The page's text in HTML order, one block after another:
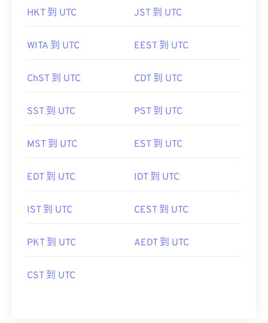
HKT 到 UTC JST 到 UTC
WITA 到 UTC EEST 到 UTC
ChST 到 UTC CDT 到 UTC
SST 到 UTC PST 到 UTC
MST 到 UTC EST 到 UTC
EDT 到 UTC IDT 到 UTC
IST 到 UTC CEST 到 UTC
PKT 到 UTC AEDT 到 UTC
CST 到 UTC